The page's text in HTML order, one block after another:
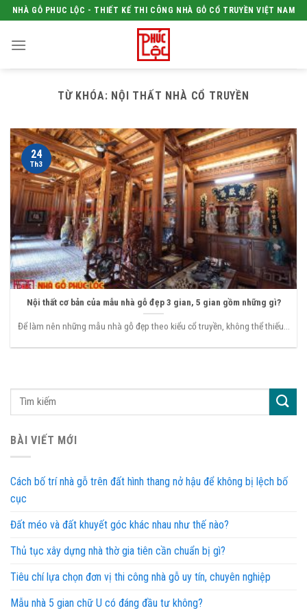
Skip
to
content
NHÀ GỖ PHUC LỘC - THIẾT KẾ THI CÔNG NHÀ GỖ CỔ TRUYỀN VIỆT NAM
TỪ KHÓA: NỘI THẤT NHÀ CỔ TRUYỀN
Nội thất cơ bản của mẫu nhà gỗ đẹp 3 gian, 5 gian gồm những gì?
Để làm nên những mẫu nhà gỗ đẹp theo kiểu cổ truyền, không thể thiếu...
24
Th3
BÀI VIẾT MỚI
Cách bố trí nhà gỗ trên đất hình thang nở hậu để không bị lệch bố
cục
Đất méo và đất khuyết góc khác nhau như thế nào?
Thủ tục xây dựng nhà thờ gia tiên cần chuẩn bị gì?
Tiêu chí lựa chọn đơn vị thi công nhà gỗ uy tín, chuyên nghiệp
Mẫu nhà 5 gian chữ U có đáng đầu tư không?